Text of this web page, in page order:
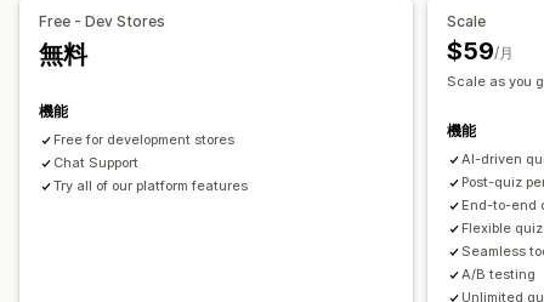
タグ付け
分析
AIによるおすすめ
A/Bテスト
ファネルのパフォーマンス
Free - Dev Stores
無料
機能
Free for development stores
Chat Support
Try all of our platform features
Scale
$59/月
Scale as you
機能
AI-driven
Post-quiz
End-to-end
Flexible
Seamless
A/B testing
Unlimited